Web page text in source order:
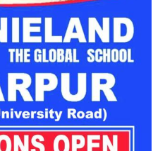
स्थानीय पुलिस और 108
दुर्गम इलाके में कई घंटों तक चले
खाई में गिरे डंपर तक पहुंचकर दोनों
किया।